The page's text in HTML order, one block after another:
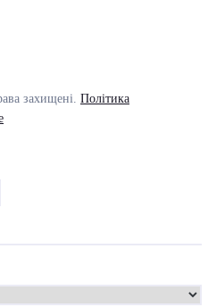
захищені. Політика